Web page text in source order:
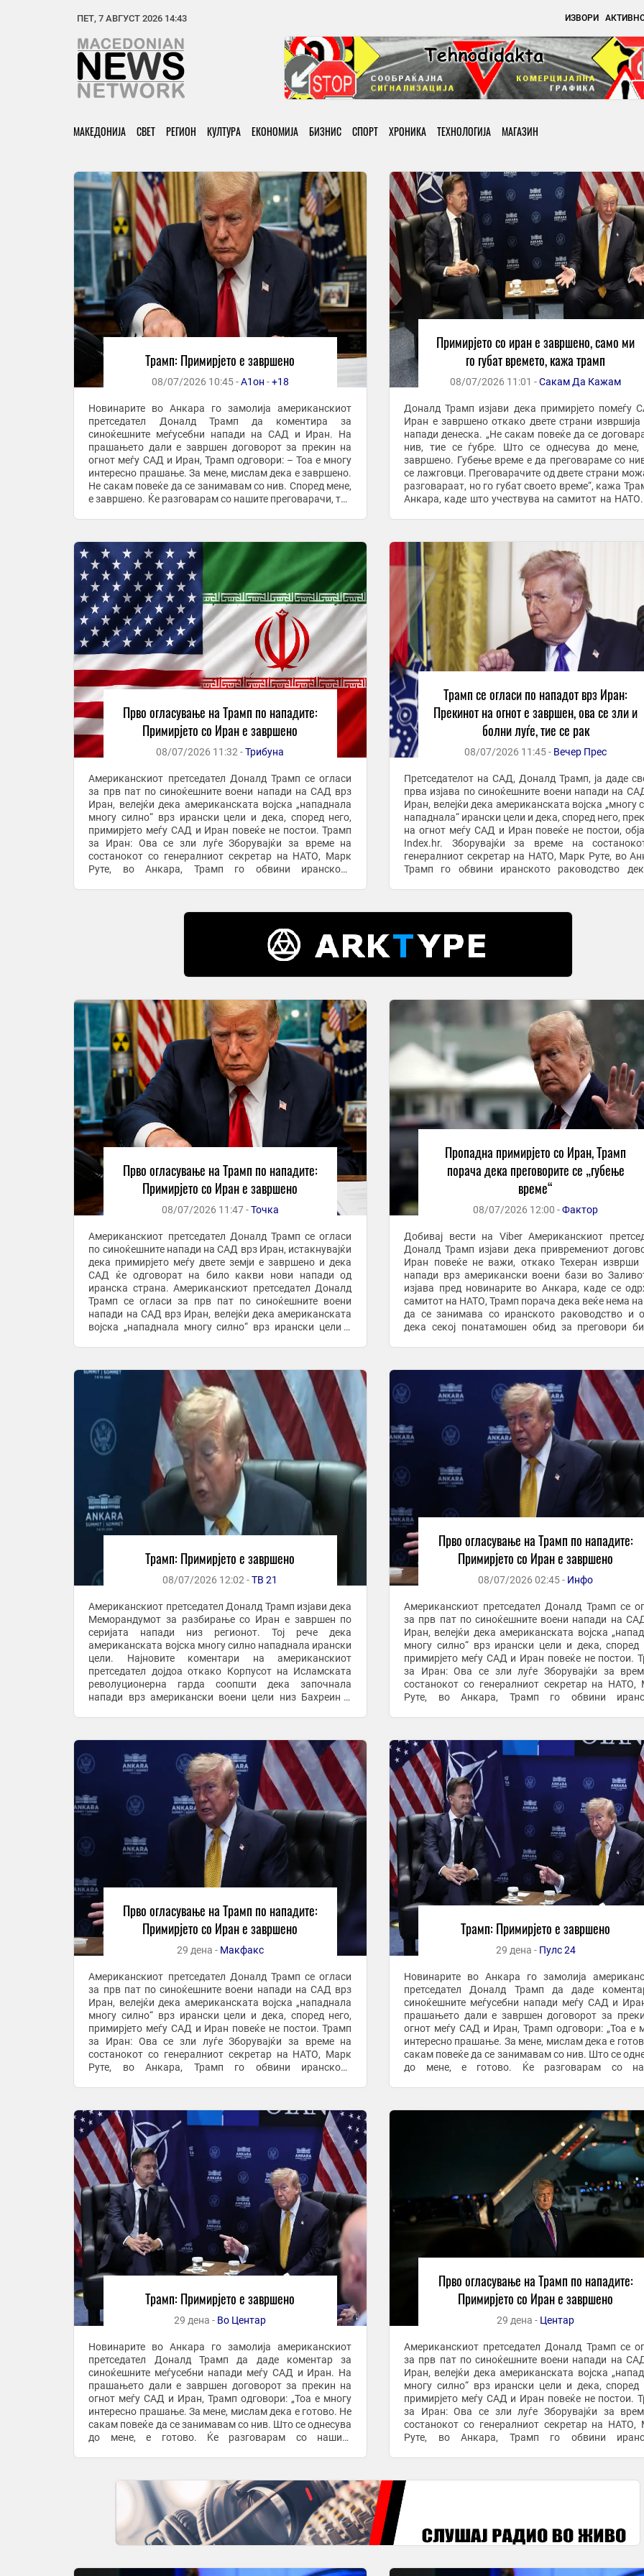
ПЕТ, 7 АВГУСТ 2026 14:43 ИЗВОРИ
МАКЕДОНИЈА СВЕТ РЕГИОН КУЛТУРА ЕКОНОМИЈА БИЗНИС СПОРТ ХРОНИКА ТЕХНОЛОГИЈА МАГАЗИН
Трамп: Примирјето е завршено
08/07/2026 10:45 -А1он -+18
Новинарите во Анкара го замолија американскиот
претседател Доналд Трамп да коментира за
синоќешните меѓусебни напади на САД и Иран. На
прашањето дали е завршен договорот за прекин на
огнот меѓу САД и Иран, Трамп одговори: – Тоа е многу
интересно прашање. За мене, мислам дека е завршено.
Не сакам повеќе да се занимавам со нив. Според мене,
е завршено. Ќе разговарам со нашите преговарачи, тие
Примирјето со иран е завршено, само ми
го губат времето, кажа трамп
08/07/2026 11:01 -Сакам Да Кажам
Доналд Трамп изјави дека примирјето помеѓу
Иран е завршено откако двете страни извршија
напади денеска. „Не сакам повеќе да се
нив, тие се ѓубре. Што се однесува до мене,
завршено. Губење време е да преговараме со
се лажговци. Преговарачите од двете страни
разговараат, но го губат своето време“, кажа
Анкара, каде што учествува на самитот на
Прво огласување на Трамп по нападите:
Примирјето со Иран е завршено
08/07/2026 11:32 -Трибуна
Американскиот претседател Доналд Трамп се огласи
за прв пат по синоќешните воени напади на САД врз
Иран, велејќи дека американската војска „нападнала
многу силно“ врз ирански цели и дека, според него,
примирјето меѓу САД и Иран повеќе не постои. Трамп
за Иран: Ова се зли луѓе Зборувајќи за време на
состанокот со генералниот секретар на НАТО, Марк
Руте, во Анкара, Трамп го обвини иранското
Трамп се огласи по нападот врз Иран:
Прекинот на огнот е завршен, ова се зли и
болни луѓе, тие се рак
08/07/2026 11:45 - Вечер Прес
Претседателот на САД, Доналд Трамп, ја даде
прва изјава по синоќешните воени напади на
Иран, велејќи дека американската војска „многу
нападнала“ ирански цели и дека, според него,
на огнот меѓу САД и Иран повеќе не постои,
Index.hr. Зборувајќи за време на
генералниот секретар на НАТО, Марк Руте, во
Трамп го обвини иранското раководство
Прво огласување на Трамп по нападите:
Примирјето со Иран е завршено
08/07/2026 11:47 -Точка
Американскиот претседател Доналд Трамп се огласи
по синоќешните напади на САД врз Иран, истакнувајќи
дека примирјето меѓу двете земји е завршено и дека
САД ќе одговорат на било какви нови напади од
иранска страна. Американскиот претседател Доналд
Трамп се огласи за прв пат по синоќешните воени
напади на САД врз Иран, велејќи дека американската
војска „нападнала многу силно“ врз ирански цели и
Пропадна примирјето со Иран, Трамп
порача дека преговорите се „губење
време“
08/07/2026 12:00 -Фактор
Добивај вести на Viber Американскиот претседател
Доналд Трамп изјави дека привремениот
Иран повеќе не важи, откако Техеран изврши
напади врз американски воени бази во
изјава пред новинарите во Анкара, каде се
самитот на НАТО, Трамп порача дека веќе нема
да се занимава со иранското раководство и
дека секој понатамошен обид за преговори би
Трамп: Примирјето е завршено
08/07/2026 12:02 -ТВ 21
Американскиот претседател Доналд Трамп изјави дека
Меморандумот за разбирање со Иран е завршен по
серијата напади низ регионот. Тој рече дека
американската војска многу силно нападнала ирански
цели. Најновите коментари на американскиот
претседател дојдоа откако Корпусот на Исламската
револуционерна гарда соопшти дека започнала
напади врз американски воени цели низ Бахреин и
Прво огласување на Трамп по нападите:
Примирјето со Иран е завршено
08/07/2026 02:45 - Инфо
Американскиот претседател Доналд Трамп се
за прв пат по синоќешните воени напади на
Иран, велејќи дека американската војска
многу силно“ врз ирански цели и дека, според
примирјето меѓу САД и Иран повеќе не постои.
за Иран: Ова се зли луѓе Зборувајќи за
состанокот со генералниот секретар на НАТО,
Руте, во Анкара, Трамп го обвини
Прво огласување на Трамп по нападите:
Примирјето со Иран е завршено
29 дена - Макфакс
Американскиот претседател Доналд Трамп се огласи
за прв пат по синоќешните воени напади на САД врз
Иран, велејќи дека американската војска „нападнала
многу силно“ врз ирански цели и дека, според него,
примирјето меѓу САД и Иран повеќе не постои. Трамп
за Иран: Ова се зли луѓе Зборувајќи за време на
состанокот со генералниот секретар на НАТО, Марк
Руте, во Анкара, Трамп го обвини иранското
Трамп: Примирјето е завршено
29 дена - Пулс 24
Новинарите во Анкара го замолија
претседател Доналд Трамп да даде
синоќешните меѓусебни напади меѓу САД и
прашањето дали е завршен договорот за
огнот меѓу САД и Иран, Трамп одговори: „Тоа е
интересно прашање. За мене, мислам дека е
сакам повеќе да се занимавам со нив. Што се
до мене, е готово. Ќе разговарам со
Трамп: Примирјето е завршено
29 дена - Во Центар
Новинарите во Анкара го замолија американскиот
претседател Доналд Трамп да даде коментар за
синоќешните меѓусебни напади меѓу САД и Иран. На
прашањето дали е завршен договорот за прекин на
огнот меѓу САД и Иран, Трамп одговори: „Тоа е многу
интересно прашање. За мене, мислам дека е готово. Не
сакам повеќе да се занимавам со нив. Што се однесува
до мене, е готово. Ќе разговарам со нашите
Прво огласување на Трамп по нападите:
Примирјето со Иран е завршено
29 дена - Центар
Американскиот претседател Доналд Трамп се
за прв пат по синоќешните воени напади на
Иран, велејќи дека американската војска
многу силно“ врз ирански цели и дека, според
примирјето меѓу САД и Иран повеќе не постои.
за Иран: Ова се зли луѓе Зборувајќи за
состанокот со генералниот секретар на НАТО,
Руте, во Анкара, Трамп го обвини